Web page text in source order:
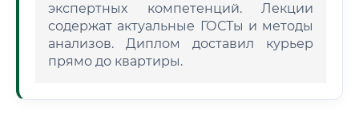
экспертных компетенций. Лекции
содержат актуальные ГОСТы и методы
анализов. Диплом доставил курьер
прямо до квартиры.